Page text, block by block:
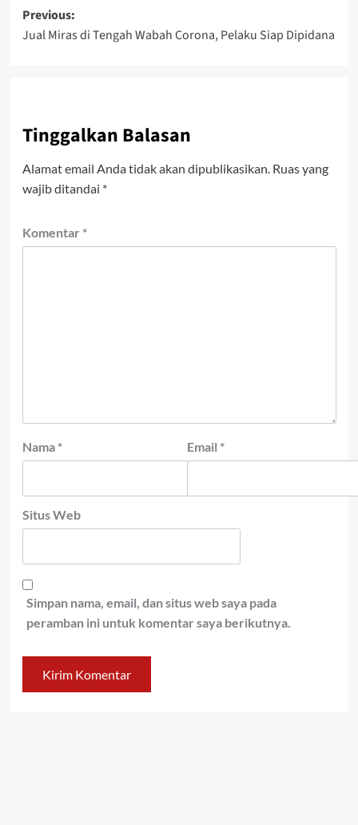
Post
navigation
Previous:
Jual Miras di Tengah Wabah Corona, Pelaku Siap Dipidana
Tinggalkan Balasan
Alamat email Anda tidak akan dipublikasikan. Ruas yang
wajib ditandai *
Komentar *
Nama * Email *
Situs Web
Simpan nama, email, dan situs web saya pada
peramban ini untuk komentar saya berikutnya.